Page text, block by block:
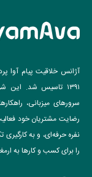
آژانس خلاقیت پیام آوا
۱۳۹۱ تاسیس شد.
سرورهای میزبانی،
نفره حرفه‌ای، و به
را برای کسب و کارها به